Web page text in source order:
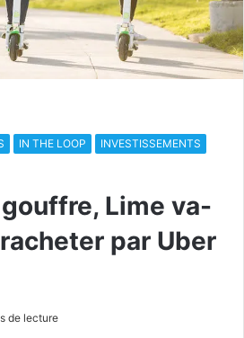
IN THE LOOP
INVESTISSEMENTS
Lime va-
par Uber
de lecture